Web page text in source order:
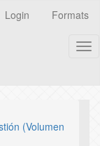
Login Formats
(Volumen